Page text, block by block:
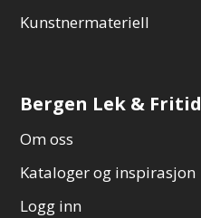
Kunstnermateriell
Bergen Lek & Fritid
Om oss
Kataloger og inspirasjon
Logg inn